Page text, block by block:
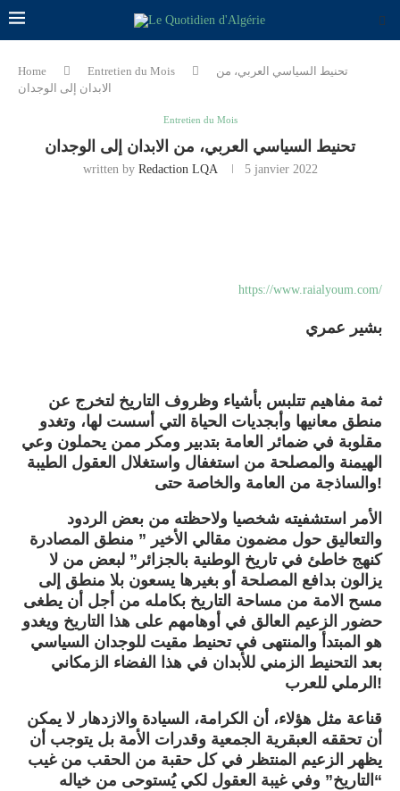
Home Entretien du Mois
تحنيط السياسي العربي، من
الابدان إلى الوجدان
Entretien du Mois
تحنيط السياسي العربي، من الابدان إلى الوجدان
written by Redaction LQA 5 janvier 2022
https://www.raialyoum.com/
بشير عمري
ثمة مفاهيم تتلبس بأشياء وظروف التاريخ لتخرج عن
منطق معانيها وأبجديات الحياة التي أسست لها، وتغدو
مقلوبة في ضمائر العامة بتدبير ومكر ممن يحملون وعي
الهيمنة والمصلحة من استغفال واستغلال العقول الطيبة
والساذجة من العامة والخاصة حتى!
الأمر استشفيته شخصيا ولاحظته من بعض الردود
والتعاليق حول مضمون مقالي الأخير ” منطق المصادرة
كنهج خاطئ في تاريخ الوطنية بالجزائر” لبعض من لا
يزالون بدافع المصلحة أو بغيرها يسعون بلا منطق إلى
مسح الامة من مساحة التاريخ بكامله من أجل أن يطغى
حضور الزعيم العالق في أوهامهم على هذا التاريخ ويغدو
هو المبتدأ والمنتهى في تحنيط مقيت للوجدان السياسي
بعد التحنيط الزمني للأبدان في هذا الفضاء الزمكاني
الرملي للعرب!
قناعة مثل هؤلاء، أن الكرامة، السيادة والازدهار لا يمكن
أن تحققه العبقرية الجمعية وقدرات الأمة بل يتوجب أن
يظهر الزعيم المنتظر في كل حقبة من الحقب من غيب
“التاريخ” وفي غيبة العقول لكي يُستوحى من خياله